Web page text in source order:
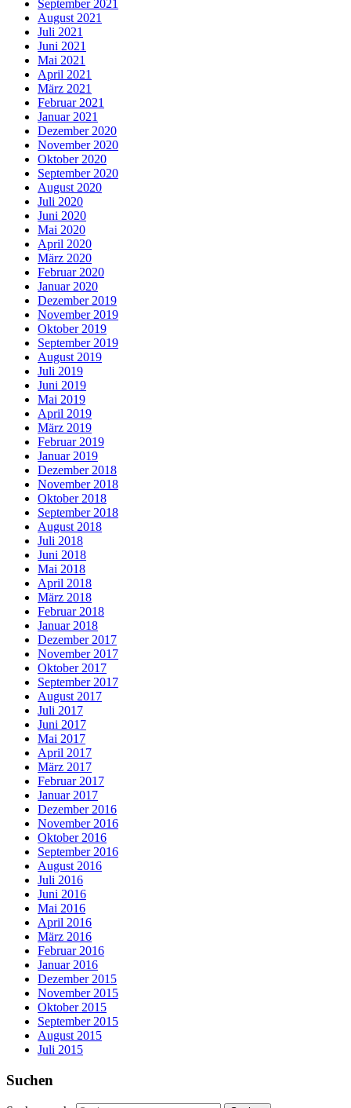
September 2021
August 2021
Juli 2021
Juni 2021
Mai 2021
April 2021
März 2021
Februar 2021
Januar 2021
Dezember 2020
November 2020
Oktober 2020
September 2020
August 2020
Juli 2020
Juni 2020
Mai 2020
April 2020
März 2020
Februar 2020
Januar 2020
Dezember 2019
November 2019
Oktober 2019
September 2019
August 2019
Juli 2019
Juni 2019
Mai 2019
April 2019
März 2019
Februar 2019
Januar 2019
Dezember 2018
November 2018
Oktober 2018
September 2018
August 2018
Juli 2018
Juni 2018
Mai 2018
April 2018
März 2018
Februar 2018
Januar 2018
Dezember 2017
November 2017
Oktober 2017
September 2017
August 2017
Juli 2017
Juni 2017
Mai 2017
April 2017
März 2017
Februar 2017
Januar 2017
Dezember 2016
November 2016
Oktober 2016
September 2016
August 2016
Juli 2016
Juni 2016
Mai 2016
April 2016
März 2016
Februar 2016
Januar 2016
Dezember 2015
November 2015
Oktober 2015
September 2015
August 2015
Juli 2015
Suchen